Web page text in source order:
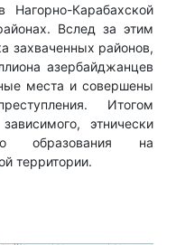
Нагорно-Карабахской
Вслед за этим
захваченных районов,
азербайджанцев
места и совершены
Итогом
этнически
образования на
территории.